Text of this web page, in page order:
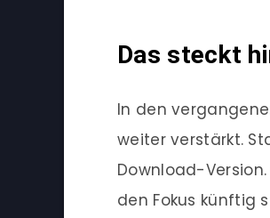
Das steckt
In den
weiter verstärkt.
Download-
den Fokus künftig